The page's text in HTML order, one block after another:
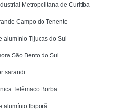
Metropolitana de Curitiba
Campo do Tenente
alumínio Tijucas do Sul
São Bento do Sul
sarandi
Telêmaco Borba
alumínio Ibiporã